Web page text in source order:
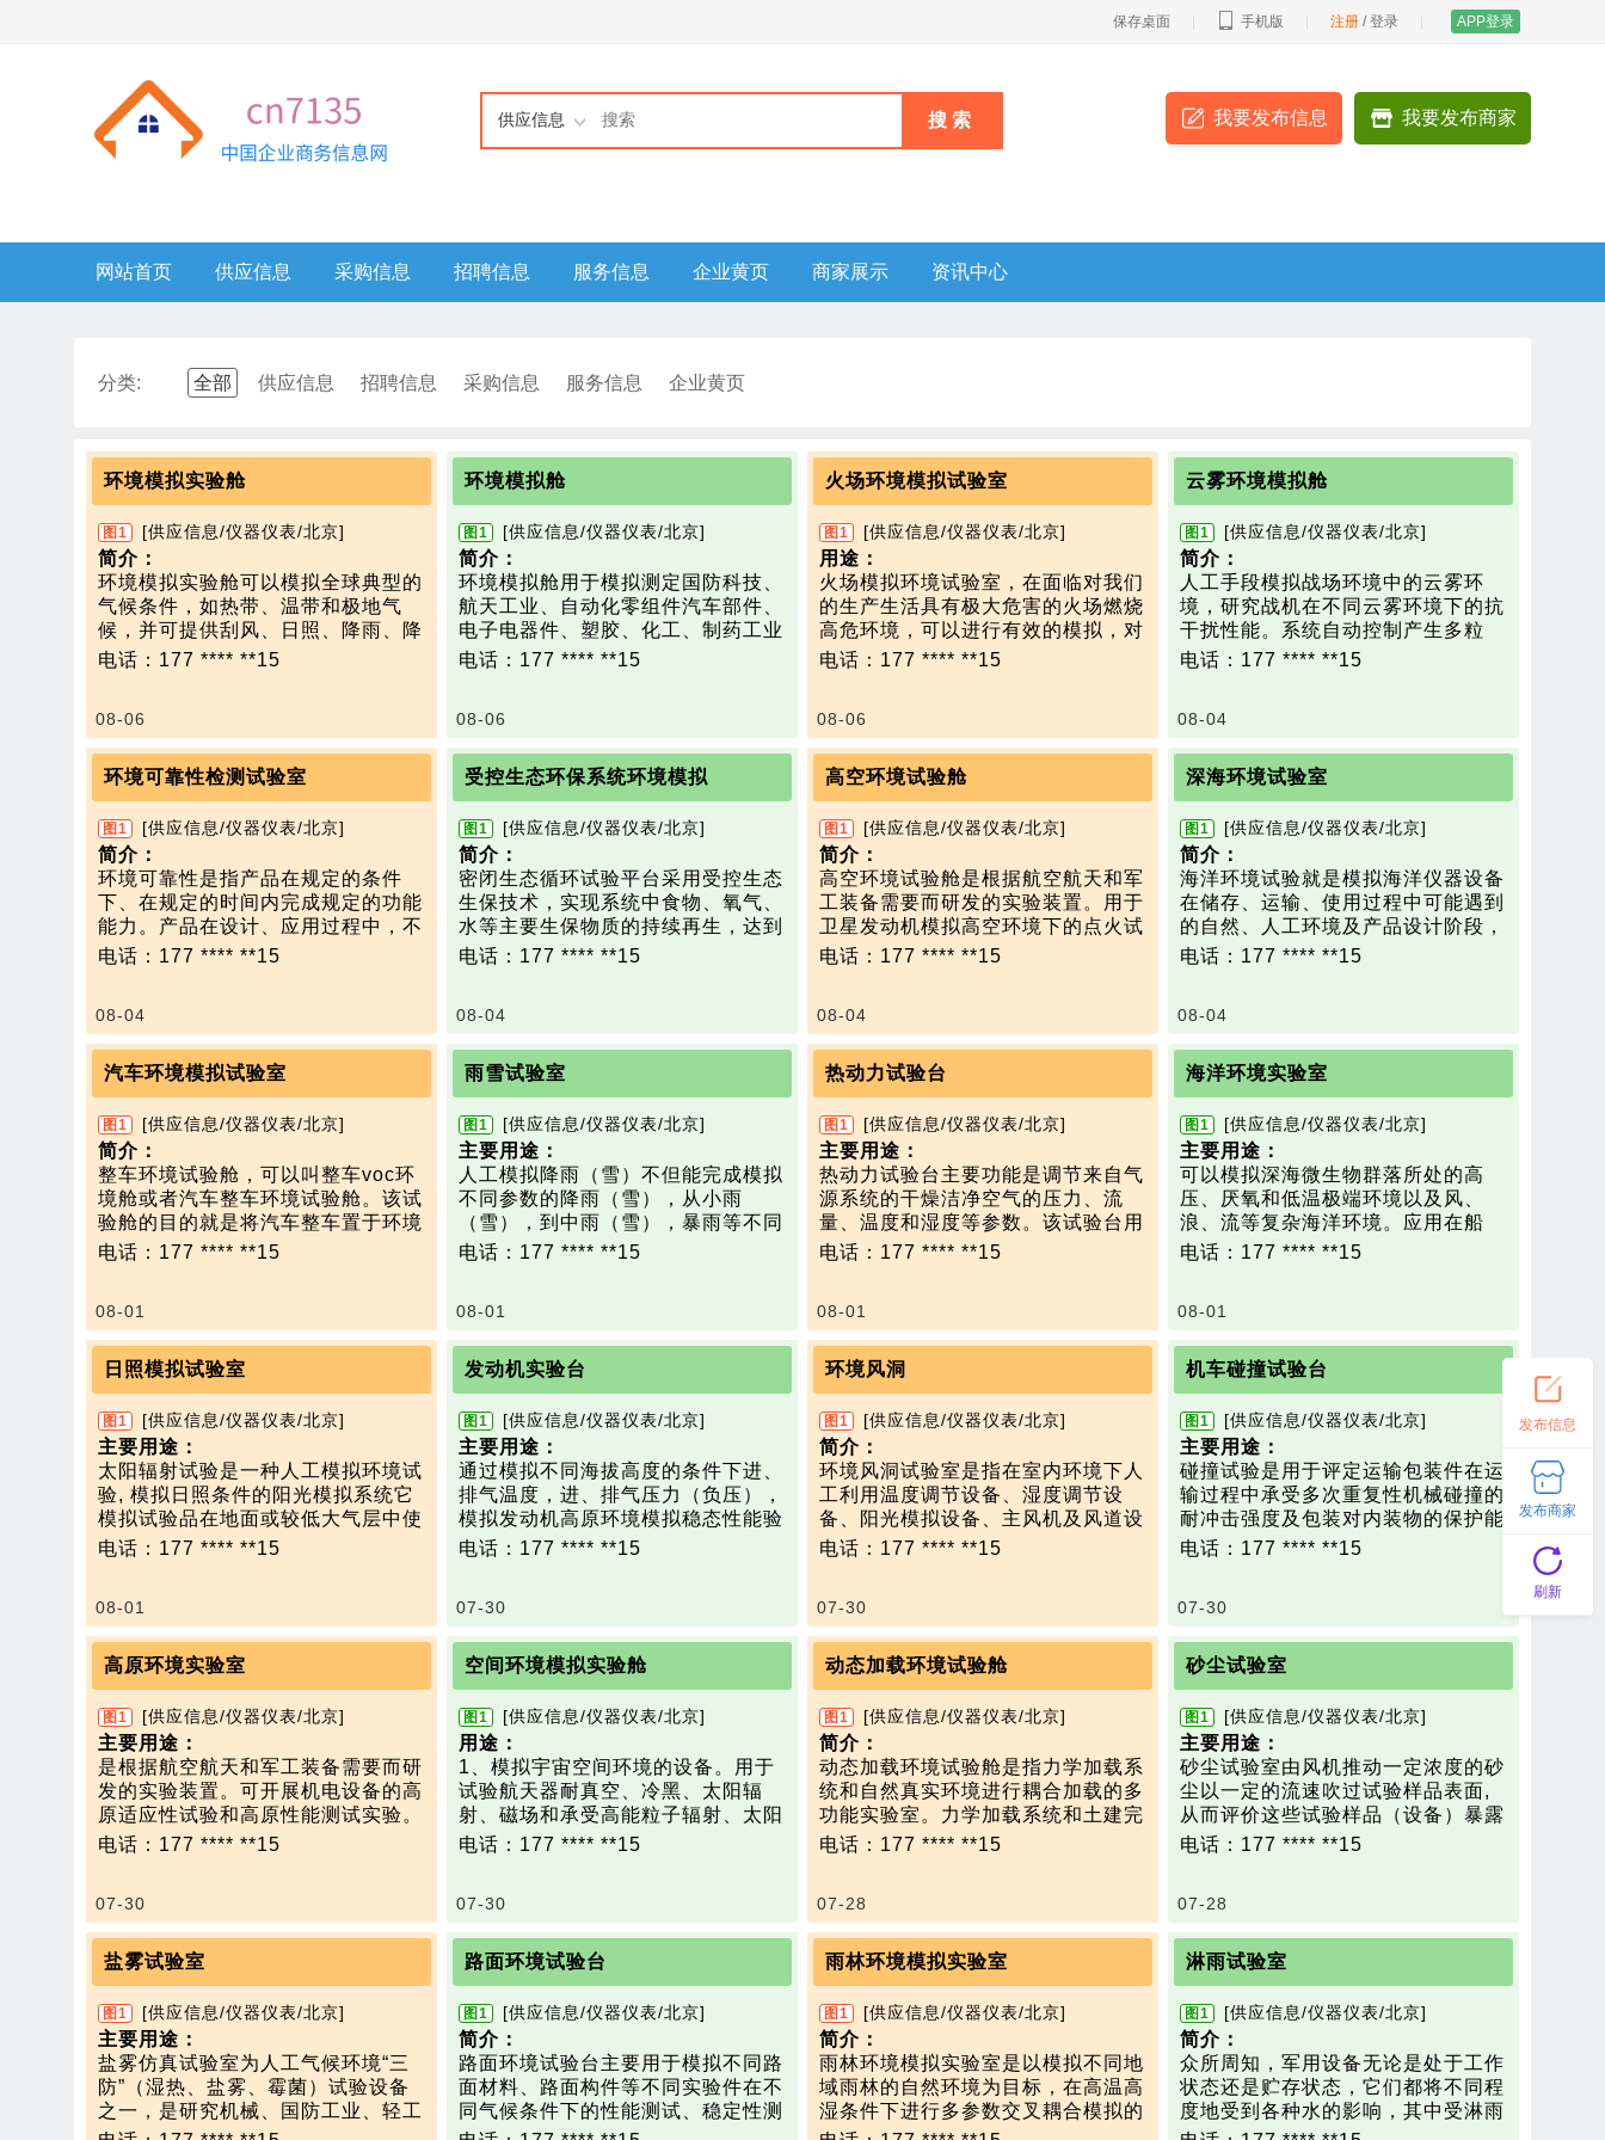
保存桌面 手机版 注册 /登录 APP登录
供应信息 搜 索 我要发布商家
我要发布信息
网站首页 供应信息 采购信息 招聘信息 服务信息 企业黄页 商家展示 资讯中心
分类: 全部 供应信息 招聘信息 采购信息 服务信息 企业黄页
环境模拟实验舱
图1 [供应信息/仪器仪表/北京]
简介：
环境模拟实验舱可以模拟全球典型的
气候条件，如热带、温带和极地气
候，并可提供刮风、日照、降雨、降
雪等各种气象条件。
技、航天工业及相关行业产品的设备
运行时的温湿度及风速分布特性，以
评价设备在实际使用条件下的节能
性、耐候性和环境适应性。
技术参数：
温度范围：－20 ～ 55 ℃；
相对湿度范围：30 ～ 90% RH；
降雨:水温5~35℃；
雨量：90~150mm/h，降雨面积20
m；
降雪：持续喷雾降雪1小时以上，环
风速：1~10m/s，风口面积1m2
其他模拟环境参数可根据用户实际需
求具体设计
电话：177 **** **15
08-06
环境模拟舱
图1 [供应信息/仪器仪表/北京]
简介：
环境模拟舱用于模拟测定国防科技、
航天工业、自动化零组件汽车部件、
电子电器件、塑胶、化工、制药工业
及相关行业产品的设备运行时的温湿
候性和环境适应性。
环境室可以模拟全球典型的气候条
件，如热带、温带和极地气候，并可
提供刮风、日照、降雨、降雪等各种
气象条件。也可应用于车辆、兵器、
飞行器、电力、通信、纺织、农业等
领域。
本产品适用于点燃式发动机、压燃式
发动机及电动式动力乘用车、商用
车、客车及重型机械等车辆。可模拟
车辆在户外经受的各种环境条件（温
行状态（车速、行驶阻力等），以检
行的性能。
技术参数：
相对湿度范围：30 ～ 90% RH；
降雨：水温5~35℃，雨量：90~150
mm/h，降雨面积20m2；
降雪：持续喷雾降雪1小时以上，环
境温度-7~-20℃，降雪面积10 m2；
风速：1~10m/s，风口面积1m2。
热门产品: 高低温试验箱、恒温恒湿
试验箱、盐雾试验箱、臭氧老化试验
机、淋雨试验箱、紫外老化试验箱
电话：177 **** **15
08-06
火场环境模拟试验室
图1 [供应信息/仪器仪表/北京]
用途：
火场模拟环境试验室，在面临对我们
的生产生活具有极大危害的火场燃烧
高危环境，可以进行有效的模拟，对
研发热防护新型服装材料，科学合理
热伤害，具有重大科学价值。
试验参数可根据需求定制：
尺寸：长4m，宽3m，深度2m
喷火器：6组，12只
喷火最短频率：2-3s
喷火高度：3m，精度：≤3%；
温度测量：测温范围0~1500℃，精
度：0.5℃。
易盛泰和火场环境模拟试验室模拟可
实际模拟环境，感知高温热流、预报
燃烧程度，真实的反应试验装备在经
靠性。
电话：177 **** **15
08-06
云雾环境模拟舱
图1 [供应信息/仪器仪表/北京]
简介 ：
人工手段模拟战场环境中的云雾环
境，研究战机在不同云雾环境下的抗
干扰性能。系统自动控制产生多粒
径、多种类的自然云雾谱，对实验室
进行干扰环境的自适应调节。
技术参数：
试验室尺寸：30mx30mx20m(LxWx
H) (可定制)
造雾粒径范围：0.2μm～50μm
造雾能量：10min内充满房间，能见
度控制10m～200m
云雾数据库：提供自然界云雾粒径曲
线数据库，可调出曲线模型
曲线误差：人工造物曲线分布和自然
云雾曲线分布误差≤30%
电话：177 **** **15
08-04
环境可靠性检测试验室
图1 [供应信息/仪器仪表/北京]
简介：
环境可靠性是指产品在规定的条件
下、在规定的时间内完成规定的功能
能力。产品在设计、应用过程中，不
断经受自身及外界气候环境及机械环
环境可靠性试验可以在产品的研发阶
段、试产阶段和量产抽检阶段对产品
的可靠性进行验证，有利于企业节省
研发和生产成本、提高产品质量。
环境可靠性检测试验在军事领域中的
应用十分广泛，可进行武器装备、
部件级、零件级、材料等环境可靠性
检测，可保证武器装备的在服役性
能。
技术参数：
海拔高度：0～30000m，控制精度≤
温度范围：-70℃～100℃，均匀度≤
±2.0℃
湿度范围：5％RH～100％RH, 控制
精度≤±5%RH
匀度≤10% 红外辐射强度500w/m2,
均匀度≤10% 紫外辐射强度63w/m
2，均匀度≤10%
淋雨试验：雨滴直径0.5mm～4.5m
m，喷嘴压力＞276Kpa
降雪试验：0～10mm/h，均匀度≤
稳定度≤1m/s
疲劳试验：100T加载力，作动筒行
程500mm，试验频率：0.01～ 20H
z
电话：177 **** **15
08-04
受控生态环保系统环境模拟
图1 [供应信息/仪器仪表/北京]
简介：
密闭生态循环试验平台采用受控生态
生保技术，实现系统中食物、氧气、
水等主要生保物质的持续再生，达到
系统内各种物质的高度闭合循环，进
生物部件，通过培养高等植物，即可
实现系统中食物、水和氧气的再生。
用途：
受控生态生保系统主要功能：食品生
产、废物再循环、水再循环、气体再
循环。
受控生态生保系统可分为两部分：环
境控制和食品生产。
环境控制由气体再循环、水再循环和
废物管理三大系统组成。
食品生产包括植物培养室、藻类生物
分。
大气压力：常压/低压（70kPa）
温度控制：20～30℃ (开灯)，20～2
湿度控制：60～80%RH，控制精度
≤±5%RH
气体浓度：氧气19～25% V/V，二
氧化碳2000～8000ppm
风速：0～0.5 m/s
气体分压：氧气19～25kPa，二氧
电话：177 **** **15
08-04
高空环境试验舱
图1 [供应信息/仪器仪表/北京]
简介：
高空环境试验舱是根据航空航天和军
工装备需要而研发的实验装置。用于
卫星发动机模拟高空环境下的点火试
验。试验时发动机以脉冲的方式排出
入大气，保持试验舱内处于稳定的低
压环境，是高空模拟试验中要解决的
首要技术关键。
高空环境试验舱可开展机电设备的高
原适应性试验和高原性能测试实验。
在医学上可应用于高原生理学、高原
运动训练、临床疾病治疗。
技术参数：
以下规格仅供参考，可根据用户要求
定制：
模拟海拔高度:100m～30000m
湿度范围：10%~95%RH
大气压力范围：1kPa～100kPa
供氧范围：流量≥350L/min,压力：0
～0.6MPa
电话：177 **** **15
08-04
深海环境试验室
图1 [供应信息/仪器仪表/北京]
简介：
海洋环境试验就是模拟海洋仪器设备
在储存、运输、使用过程中可能遇到
的自然、人工环境及产品设计阶段，
在不同应力下的可靠性检测。
国内外都投资了很大的财力、物力，
进行深海科学研究、海洋资源调查、
深海装备研究和试验，为科学家走向
深海提供技术支撑。
技术参数：
海水控温：-10℃～20℃
模拟深度：0～12000m
模拟压力：常压～120MPa
电话：177 **** **15
08-04
汽车环境模拟试验室
图1 [供应信息/仪器仪表/北京]
简介 ：
整车环境试验舱，可以叫整车voc环
境舱或者汽车整车环境试验舱。该试
验舱的目的就是将汽车整车置于环境
舱内，根据需要调节舱内的温度、湿
汽车环境模拟试验装置可以模拟汽车
在实际行驶中遇到的雨、雪、阳光、
振动、冷热负荷、高低气压和行驶速
度等。
在环境模拟试验装置中进行整车试验
具有不受地区、季节及时间限制，可
复现自然条件、模拟极值条件，可在
相同环境条件下多次重复试验，有利
于评估和详细分析试验数据等优点。
技术参数：
1、 建设规格：尺寸根据客户要求可
2、 温度范围：-45℃-65℃，控制精
度±1℃；
3、 降温速率：空载360分钟以内舱
内温度从+25℃降至-45℃；
温度从+25℃升至65℃；
5、 低温下进行冷启动试验，启动后
不控温；
6、 模拟高温环境，温度35℃-6
5℃，温度60%RH-80%RH；
7、 保证环控舱内的压力保持微正压
（即风机出口30CM处风速），舱温-
15℃以上进行行驶风试验。
电话：177 **** **15
08-01
雨雪试验室
图1 [供应信息/仪器仪表/北京]
主要用途：
人工模拟降雨（雪）不但能完成模拟
不同参数的降雨（雪），从小雨
（雪），到中雨（雪），暴雨等不同
级别的真实降雨（雪），天气，雨
可以根据试验需要选择相应的降水形
式。
技术参数：
温度范围：-40-60℃ 控制精度：
±1℃
湿度范围：40-95％RH 控制精度：
±5％RH
降雨量：1-10mm/小时
降雪量：5-10mm/小时雪洒落均匀类
似自然雪，积雪蓬松干燥。
覆冰厚度：2mm/h
电话：177 **** **15
08-01
热动力试验台
图1 [供应信息/仪器仪表/北京]
主要用途：
热动力试验台主要功能是调节来自气
源系统的干燥洁净空气的压力、流
量、温度和湿度等参数。该试验台用
于在飞机环境控制系统试验中模拟不
供气、冲压空气和驾驶舱/客舱供
气，提供环境控制试验室高低温环境
室冷源等。
技术参数：
出口压力： 0MPa ~3.5MPa；
压力变化率50kPa/s～1000 kPa/
S，在0.2MPa～3.5MPa范围内可以
任意选择和控制；
出口温度： 室温~650℃；
加温变化率5℃/S～90℃/S，在40℃
～650℃范围内，可以任意选择和控
出口流量： 0kg/h~8000kg/h；
管路设计压力：4.0 MPa
电话：177 **** **15
08-01
海洋环境实验室
图1 [供应信息/仪器仪表/北京]
主要用途：
可以模拟深海微生物群落所处的高
压、厌氧和低温极端环境以及风、
浪、流等复杂海洋环境。应用在船
舶、航海等海上恶劣环境试验模拟和
1）可根据要求量身定做或根据现场
情况指定
2）温度范围：-2℃～200℃
3）控制精度：±1℃
4）湿度范围：95%～98%RH
5）控制精度：±7%RH
6）盐度范围：10‰～45‰，PH范
围：4~9
7）盐雾范围：国标
8）风速：10m/s
9）其他技术参数根据具体实验要求
10）模拟深度：0~12000m
12）溶解氧范围：0~20ppm
电话：177 **** **15
08-01
日照模拟试验室
图1 [供应信息/仪器仪表/北京]
主要用途：
太阳辐射试验是一种人工模拟环境试
验, 模拟日照条件的阳光模拟系统它
模拟试验品在地面或较低大气层中使
用或无遮蔽贮存期间暴露在日辐射条
部的，即顶置式；另一类是通过安装
一套弧形支架系统，即穹顶式。每个
灯源都有独立的电源和控制系统，每
个独立灯源上集成有网状挡板和遮光
挡板，可以用于模拟车辆在乌云条件
下低照射强度环境和通过隧道时的无
照射环境。
技术参数：
可以模拟全球任何地方的日照条件。
日照辐射强度最高可达1200 w/㎡
温度范围：RT(室温)+10℃～63℃，
湿度范围：40%RH～95% RH
波长范围：290nm～800nm
辐照强度：1200W/m2
电话：177 **** **15
08-01
发动机实验台
图1 [供应信息/仪器仪表/北京]
主要用途：
通过模拟不同海拔高度的条件下进、
排气温度，进、排气压力（负压），
模拟发动机高原环境模拟稳态性能验
证。
压力变化（101~42kPa），试验条
件下能够维持精度±0.5kPa；
2）可以模拟海拔高度0m~6500m的
温度变化（常温~-40℃），试验条件
下能够维持精度±2℃；
3）满足发动机最大排气量（标准大
气状态），发动机试验时进排气气流
脉动小于稳定流量的3%，系统不漏
气；
4）环境模拟设备能够长期承受发动
机排气温度450℃的工作条件；
作条件下实现自动调节，压力参数具
钟；
6）进排气压力温度一致，差值小于
制温度。
电话：177 **** **15
07-30
环境风洞
图1 [供应信息/仪器仪表/北京]
简介：
环境风洞试验室是指在室内环境下人
工利用温度调节设备、湿度调节设
备、阳光模拟设备、主风机及风道设
备、新风系统设备及其他子系统之间
降雨、降雪等。
逆流狂风：当风速达到每小时100公
里时，人就已经无法站稳，而风洞实
验室内庞大的风扇却能模拟出每小时
265公里的飓风，以测试车辆在这种
极端天气下的性能及表现。
极端寒冷：风洞实验室可以将内部温
度降至零下40摄氏度，以测试车辆
的加热系统。当温度降至零度以下，
设备会切换至“冷光源”，因为氖灯不
能抗霜。在低于零度时，预冷的水雾
金属地板也会像溜冰场一样光滑。
我司环境风洞采用敞口直流风洞，设
有智能可移动式淋雨装置，可自动调
节雨滴大小、雨量大小，可在任意风
大小的模拟，可实现风挡除雨设备的
性能考核。
技术参数：
风洞尺寸：30.55m×9.15m×6m
风速范围：20m/s～80m/s,气流偏角
电话：177 **** **15
07-30
机车碰撞试验台
图1 [供应信息/仪器仪表/北京]
主要用途：
碰撞试验是用于评定运输包装件在运
输过程中承受多次重复性机械碰撞的
耐冲击强度及包装对内装物的保护能
力的实验，它既可作为单项试验，也
的变化，以及对内部乘员的保护能
力。
技术参数：
1）温度：-5℃～+50℃。
2）湿度：≤95%RH
3）大气压力：100±0.5 kPa。
4）空气滤清器进气净化：50m3/h-1
0000m3/h范围内的空气滤清器进气
压力、湿度和温度控制。
5）模拟碰撞速度在<180km/h
电话：177 **** **15
07-30
高原环境实验室
图1 [供应信息/仪器仪表/北京]
主要用途：
是根据航空航天和军工装备需要而研
发的实验装置。可开展机电设备的高
原适应性试验和高原性能测试实验。
在医学上可应用于高原生理学、高原
辐射。
技术参数：
以下规格仅供参考，可根据用户要求
定制：
模拟海拔高度100m～20,000m
温度范围：-60～+85℃
温度精度 ±0.5℃
湿度范围：10%~95%RH
湿度精度：±5%RH
大气压力范围：100kPa~1kPa
电话：177 **** **15
07-30
空间环境模拟实验舱
图1 [供应信息/仪器仪表/北京]
用途：
1、模拟宇宙空间环境的设备。用于
试验航天器耐真空、冷黑、太阳辐
射、磁场和承受高能粒子辐射、太阳
风和微流星体等的能力。
本参数，用于进行航天器的热真空试
验和热平衡试验。
3、空间动力学模拟器。大型低真空
模拟系统。
4、空间组合环境模拟器。模拟的环
境包括太阳辐射、紫外线、电子、质
子、太阳风、极高真空、冷热交变、
等离子体等，用于对航天器零部件和
材料的研究与检验试验。
技术参数:
电话：177 **** **15
07-30
动态加载环境试验舱
图1 [供应信息/仪器仪表/北京]
简介：
动态加载环境试验舱是指力学加载系
统和自然真实环境进行耦合加载的多
功能实验室。力学加载系统和土建完
成的反力槽连接在一起，横跨环境舱
高温等环境，可模拟力学+温度的耦
合试验。
功能：
1）反力架系统：主要为实验件提供
动态/静态力学加载，可模拟真实实
验件所受力情况。
2）环境试验舱：在封闭的环境中，
可模拟实验室所承受的真实自然环
境，如高温、低温、高湿、低湿、盐
雾/盐水浸泡、淋雨、降雪/覆冰、风
电话：177 **** **15
07-28
砂尘试验室
图1 [供应信息/仪器仪表/北京]
主要用途：
砂尘试验室由风机推动一定浓度的砂
尘以一定的流速吹过试验样品表面,
从而评价这些试验样品（设备）暴露
于干砂或充满尘土的大气作用下防御
和运行的能力。
技术参数：
尺寸：定制
气流速度：<80m/s
连续、周期吹尘任意选择时间设定
砂尘浓度：2kg/m3
砂尘用量：2kg/ m3~4kg/ m3
砂尘粒径：1～10um（粒径≤5um占
50%以上）
试验用尘：干燥滑石粉、硅酸盐水
电话：177 **** **15
07-28
盐雾试验室
图1 [供应信息/仪器仪表/北京]
主要用途：
盐雾仿真试验室为人工气候环境“三
防”（湿热、盐雾、霉菌）试验设备
之一，是研究机械、国防工业、轻工
电子、仪表等行业各种环境适应性和
路面环境试验台
图1 [供应信息/仪器仪表/北京]
简介：
路面环境试验台主要用于模拟不同路
面材料、路面构件等不同实验件在不
同气候条件下的性能测试、稳定性测
试和可靠性测试，为路面材料及构件
雨林环境模拟实验室
图1 [供应信息/仪器仪表/北京]
简介：
雨林环境模拟实验室是以模拟不同地
域雨林的自然环境为目标，在高温高
湿条件下进行多参数交叉耦合模拟的
实验室，主要用于雨林生态及物种多
淋雨试验室
图1 [供应信息/仪器仪表/北京]
简介：
众所周知，军用设备无论是处于工作
状态还是贮存状态，它们都将不同程
度地受到各种水的影响，其中受淋雨
影响最为常见，有些设备虽然有防雨
发布信息
发布商家
刷新